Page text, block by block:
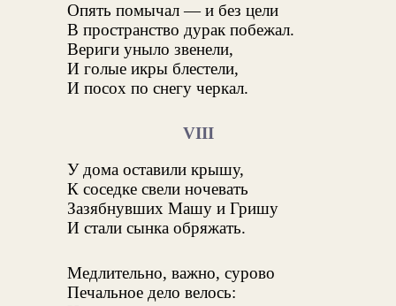
Опять помычал — и без цели
В пространство дурак побежал.
Вериги уныло звенели,
И голые икры блестели,
И посох по снегу черкал.
VIII
У дома оставили крышу,
К соседке свели ночевать
Зазябнувших Машу и Гришу
И стали сынка обряжать.
Медлительно, важно, сурово
Печальное дело велось: